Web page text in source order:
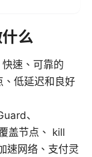
么
速、可靠的
低延迟和良好
、
盖节点、 kill
速网络、支付灵